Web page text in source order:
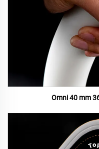
Omni 40 mm